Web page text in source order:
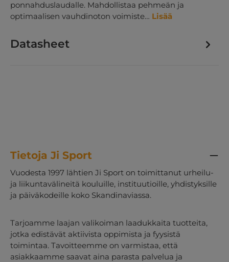
ponnahduslaudalle. Mahdollistaa pehmeän ja
optimaalisen vauhdinoton voimiste… Lisää
Datasheet
Tietoja Ji Sport
Vuodesta 1997 lähtien Ji Sport on toimittanut urheilu-
ja liikuntavälineitä kouluille, instituutioille, yhdistyksille
ja päiväkodeille koko Skandinaviassa.
Tarjoamme laajan valikoiman laadukkaita tuotteita,
jotka edistävät aktiivista oppimista ja fyysistä
toimintaa. Tavoitteemme on varmistaa, että
asiakkaamme saavat aina parasta palvelua ja